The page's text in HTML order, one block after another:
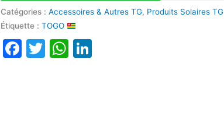
-
12V
Catégories :Accessoires & Autres TG, Produits Solaires TG
Étiquette :TOGO
Facebook
TwitterWhatsApp